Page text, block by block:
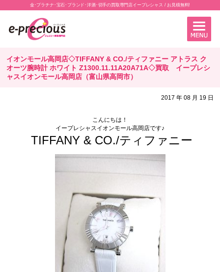
金･プラチナ･宝石･ブランド･洋酒･切手の買取専門店イープレシャス / お見積無料!
イオンモール高岡店◇TIFFANY & CO./ティファニー アトラス ク
オーツ腕時計 ホワイト Z1300.11.11A20A71A◇買取 イープレシ
ャスイオンモール高岡店（富山県高岡市）
2017 年 08 月 19 日
こんにちは！
イープレシャスイオンモール高岡店です♪
TIFFANY & CO./ティファニー